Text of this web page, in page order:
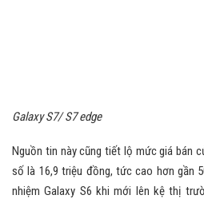
Galaxy S7/ S7 edge
Nguồn tin này cũng tiết lộ mức giá bán
số là 16,9 triệu đồng, tức cao hơn gần
nhiệm Galaxy S6 khi mới lên kệ thị